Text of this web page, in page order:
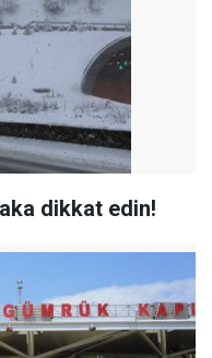
dikkat edin!